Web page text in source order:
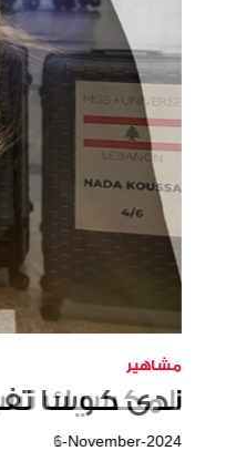
مشاهير
المكسيك
1-November-2024